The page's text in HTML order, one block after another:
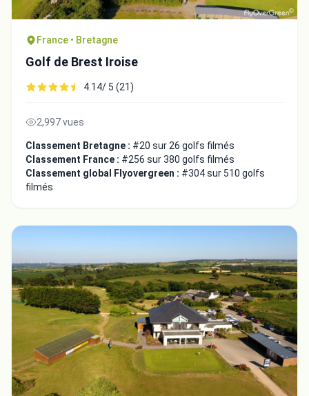
France • Bretagne
Golf de Brest Iroise
4.14/ 5 (21)
2,997 vues
Classement Bretagne : #20 sur 26 golfs filmés
Classement France : #256 sur 380 golfs filmés
Classement global Flyovergreen : #304 sur 510 golfs
filmés